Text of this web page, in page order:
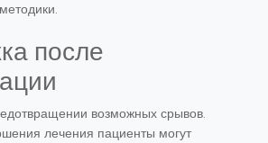
после
возможных срывов.
лечения пациенты могут